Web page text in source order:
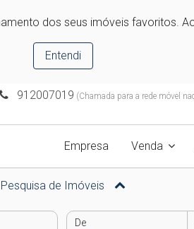
dos seus imóveis favoritos.
Entendi
912007019 (Chamada para a rede móvel
Empresa Venda
Pesquisa de Imóveis
De